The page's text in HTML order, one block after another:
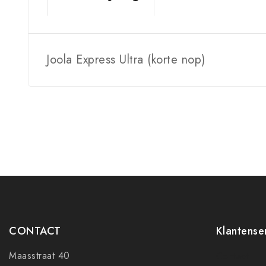
Joola Express Ultra (korte nop)
CONTACT
Maasstraat 40